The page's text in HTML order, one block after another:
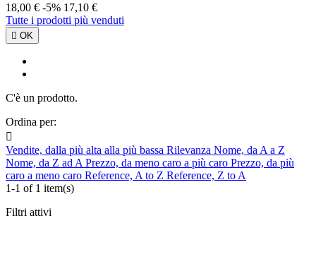
18,00 € -5% 17,10 €
Tutte i prodotti più venduti
 OK
C'è un prodotto.
Ordina per:

Vendite, dalla più alta alla più bassa Rilevanza Nome, da A a Z
Nome, da Z ad A Prezzo, da meno caro a più caro Prezzo, da più
caro a meno caro Reference, A to Z Reference, Z to A
1-1 of 1 item(s)
Filtri attivi